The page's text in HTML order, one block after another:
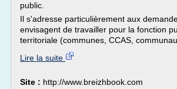
public.
Il s'adresse particulièrement aux
envisagent de travailler pour la fonction
territoriale (communes, CCAS,
Lire la suite
Site : http://www.breizhbook.com